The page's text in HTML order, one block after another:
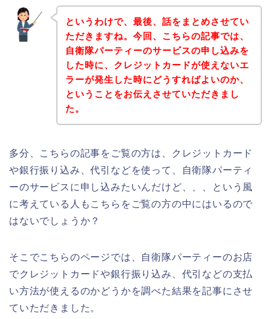
というわけで、最後、話をまとめさせてい
ただきますね。今回、こちらの記事では、
自衛隊パーティーのサービスの申し込みを
した時に、クレジットカードが使えないエ
ラーが発生した時にどうすればよいのか、
ということをお伝えさせていただきまし
た。
多分、こちらの記事をご覧の方は、クレジットカード
や銀行振り込み、代引などを使って、自衛隊パーティ
ーのサービスに申し込みたいんだけど、、、という風
に考えている人もこちらをご覧の方の中にはいるので
はないでしょうか？
そこでこちらのページでは、自衛隊パーティーのお店
でクレジットカードや銀行振り込み、代引などの支払
い方法が使えるのかどうかを調べた結果を記事にさせ
ていただきました。